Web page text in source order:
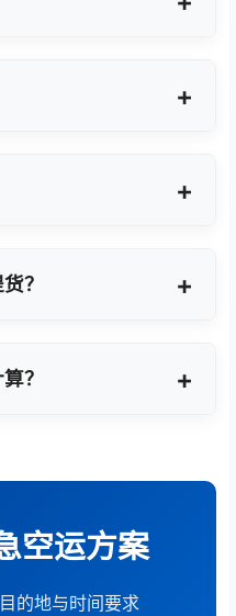
？
？
空运方案
的地与时间要求